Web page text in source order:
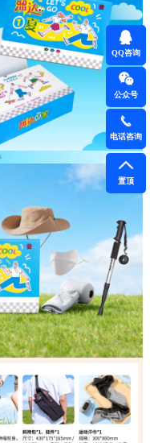
QQ咨询
公众号
电话咨询
置顶